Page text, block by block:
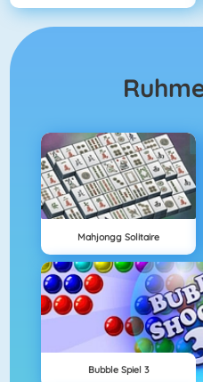
Mahjongg Solitaire
Bubble Spiel 3